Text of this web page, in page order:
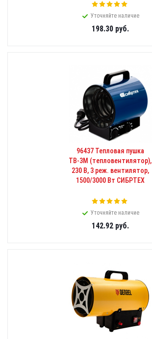
Уточняйте наличие
198.30руб.
96437 Тепловая пушка
ТВ-3М (тепловентилятор),
230 В, 3 реж. вентилятор,
1500/3000 Вт СИБРТЕХ
Уточняйте наличие
142.92руб.